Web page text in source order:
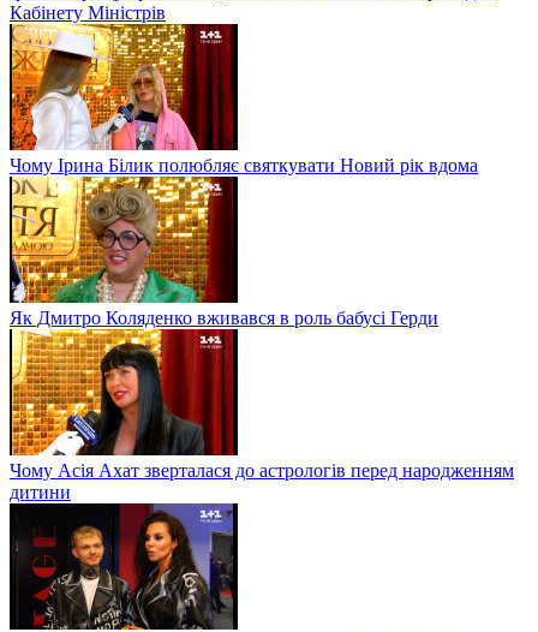
Кабінету Міністрів
Чому Ірина Білик полюбляє святкувати Новий рік вдома
Як Дмитро Коляденко вживався в роль бабусі Герди
Чому Асія Ахат зверталася до астрологів перед народженням
дитини